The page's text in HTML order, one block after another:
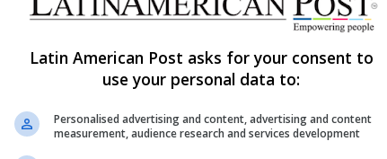
de trabajadores surgieron en 2016 después de
en un esfuerzo por mejorar las relaciones
los empleados fueron removidos de Cuba en
en los oídos, trastornos del sueño,
Latin American Post asks for your consent to
use your personal data to:
Personalised advertising and content, advertising and content
measurement, audience research and services development